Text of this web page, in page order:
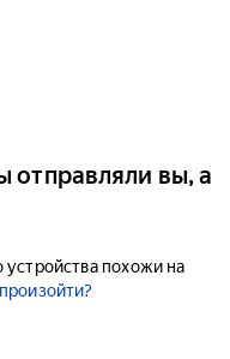
отправляли вы, а
похожи на